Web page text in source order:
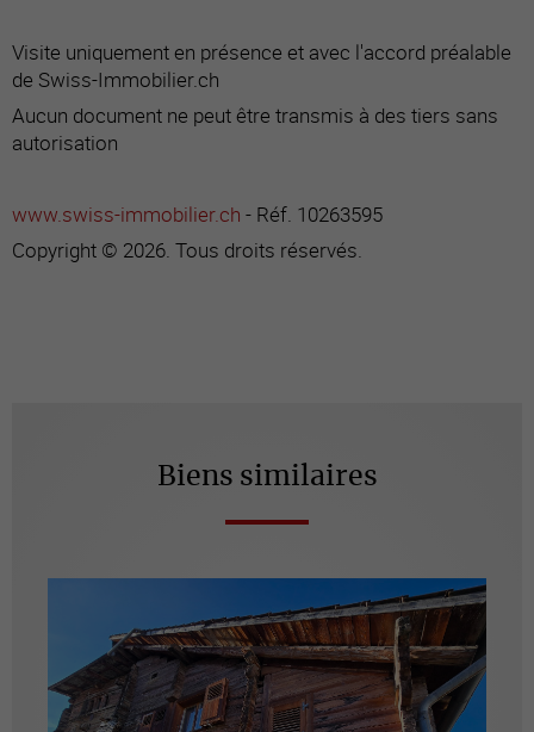
Visite uniquement en présence et avec l'accord préalable
de Swiss-Immobilier.ch
Aucun document ne peut être transmis à des tiers sans
autorisation
www.swiss-immobilier.ch - Réf. 10263595
Copyright © 2026. Tous droits réservés.
Biens similaires